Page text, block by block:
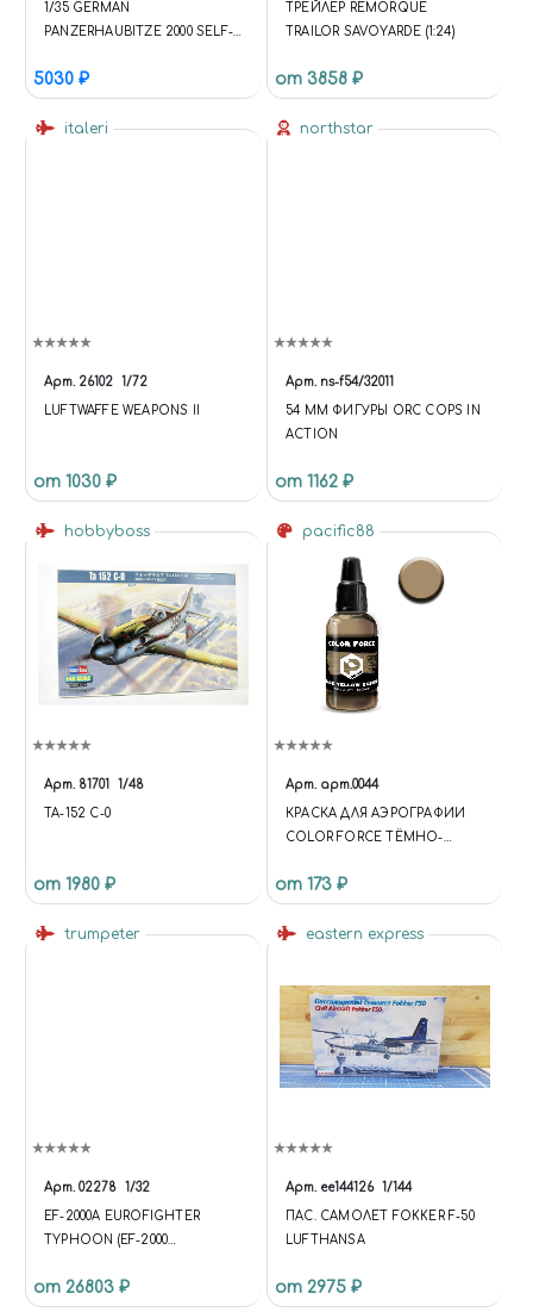
1/35 GERMAN
PANZERHAUBITZE 2000 SELF-
W/ADD-ON ARMOR
5030 ₽
ТРЕЙЛЕР REMORQUE
TRAILOR SAVOYARDE (1:24)
от 3858 ₽
italeri
Арт. 26102 1/72
LUFTWAFFE WEAPONS II
от 1030 ₽
northstar
Арт. ns-f54/32011
54 MM ФИГУРЫ ORC COPS IN
ACTION
от 1162 ₽
hobbyboss
Арт. 81701 1/48
TA-152 C-0
от 1980 ₽
pacific88
Арт. арт.0044
КРАСКА ДЛЯ АЭРОГРАФИИ
COLOR FORCE ТЁМНО-
YELLOW DESERT)
от 173 ₽
trumpeter
Арт. 02278 1/32
EF-2000A EUROFIGHTER
TYPHOON (EF-2000
от 26803 ₽
eastern express
Арт. ее144126 1/144
ПАС. САМОЛЕТ FOKKER F-50
LUFTHANSA
от 2975 ₽